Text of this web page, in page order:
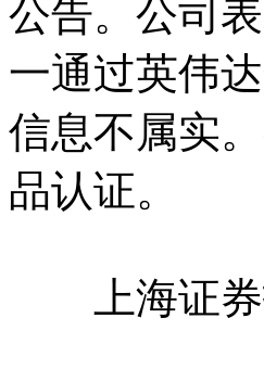
公告。公司
一通过英伟
信息不属实
品认证。
上海证券